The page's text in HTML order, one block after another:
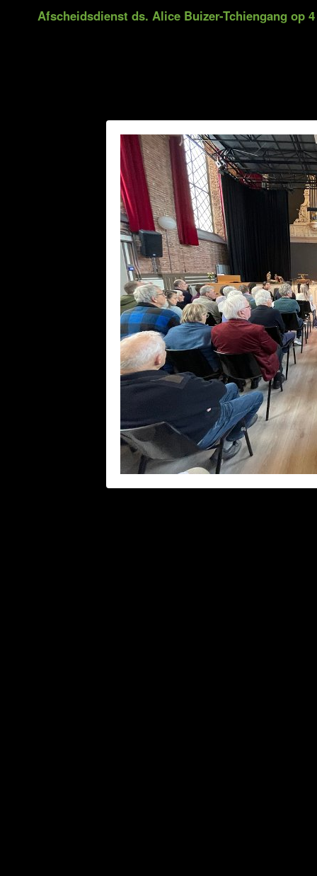
Afscheidsdienst ds. Alice Buizer-Tchiengang op